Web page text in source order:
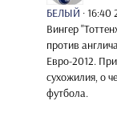
БЕЛЫЙ ·16:40
Вингер
против
Евро-2012.
сухожилия, о
футбола.